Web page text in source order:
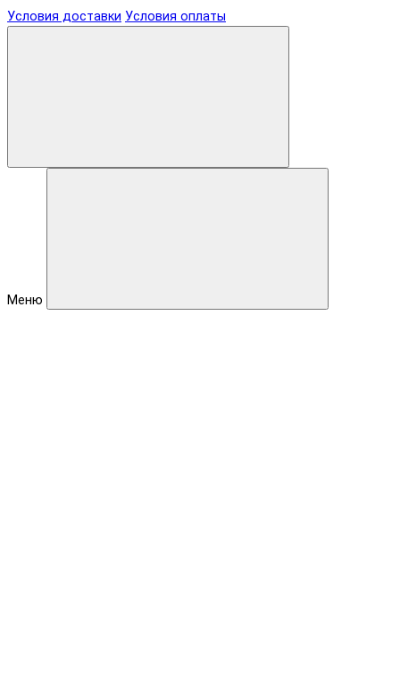
Условия доставки Условия оплаты
Меню